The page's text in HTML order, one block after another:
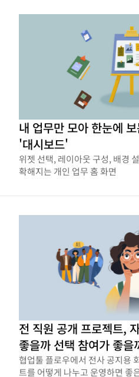
내 업무만 모아 한눈에
'대시보드'
위젯 선택, 레이아웃 구성, 배경
확해지는 개인 업무 홈 화면
전 직원 공개 프로젝트,
좋을까 선택 참여가 좋을
협업툴 플로우에서 전사 공지용
트를 어떻게 나누고 운영하면 좋